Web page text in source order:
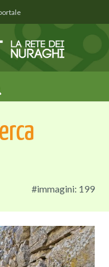
#immagini: 199